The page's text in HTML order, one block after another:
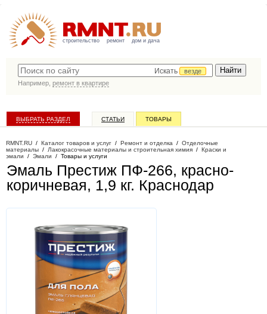
строительство ремонт дом и дача
Искать
везде
Например, ремонт в квартире
ВЫБРАТЬ РАЗДЕЛ СТАТЬИ ТОВАРЫ
RMNT.RU / Каталог товаров и услуг / Ремонт и отделка / Отделочные
материалы / Лакокрасочные материалы и строительная химия / Краски и
эмали / Эмали / Товары и услуги
Эмаль Престиж ПФ-266, красно-
коричневая, 1,9 кг. Краснодар